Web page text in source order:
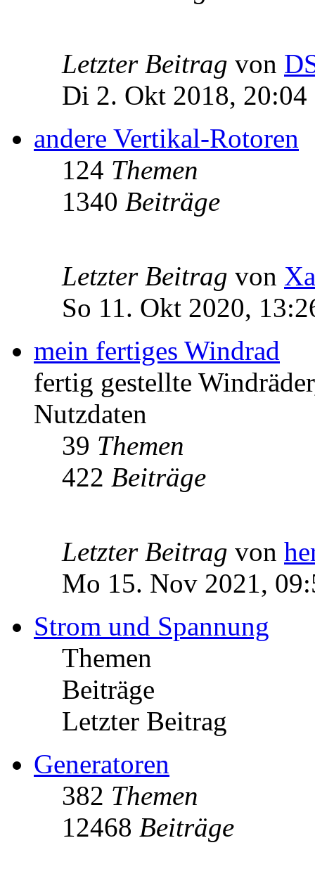
Letzter Beitrag von
Di 2. Okt 2018, 20:04
andere Vertikal-Rotoren
124 Themen
1340 Beiträge
Letzter Beitrag von
So 11. Okt 2020,
mein fertiges Windrad
fertig gestellte
Nutzdaten
39 Themen
422 Beiträge
Letzter Beitrag von
Mo 15. Nov 2021,
Strom und Spannung
Themen
Beiträge
Letzter Beitrag
Generatoren
382 Themen
12468 Beiträge